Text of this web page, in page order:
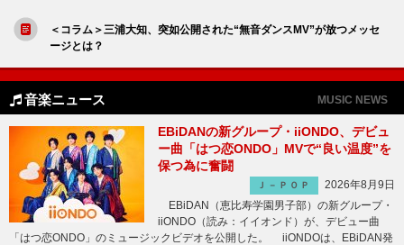
＜コラム＞三浦大知、突如公開された“無音ダンスMV”が放つメッセ
ージとは？
音楽ニュース MUSIC NEWS
EBiDANの新グループ・iiONDO、デビュ
ー曲「はつ恋ONDO」MVで“良い温度”を
保つ為に奮闘
Ｊ－ＰＯＰ
2026年8月9日
EBiDAN（恵比寿学園男子部）の新グループ・
iiONDO（読み：イイオンド）が、デビュー曲
「はつ恋ONDO」のミュージックビデオを公開した。 iiONDOは、EBiDAN発